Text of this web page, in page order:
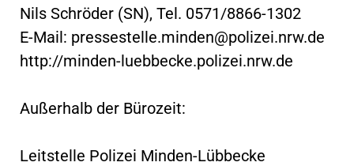
Nils Schröder (SN), Tel. 0571/8866-1302
E-Mail: pressestelle.minden@polizei.nrw.de
http://minden-luebbecke.polizei.nrw.de
Außerhalb der Bürozeit:
Leitstelle Polizei Minden-Lübbecke